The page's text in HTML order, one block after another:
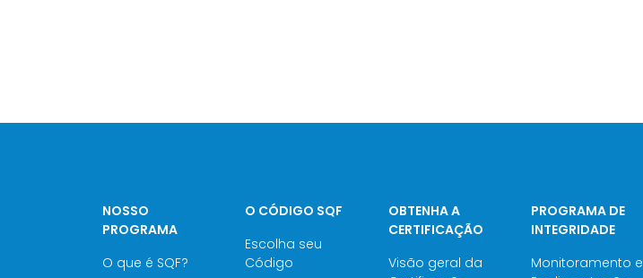
NOSSO
PROGRAMA
O que é SQF?
O CÓDIGO SQF
Escolha seu
Código
OBTENHA A
CERTIFICAÇÃO
Visão geral da
PROGRAMA DE
INTEGRIDADE
Monitoramento e